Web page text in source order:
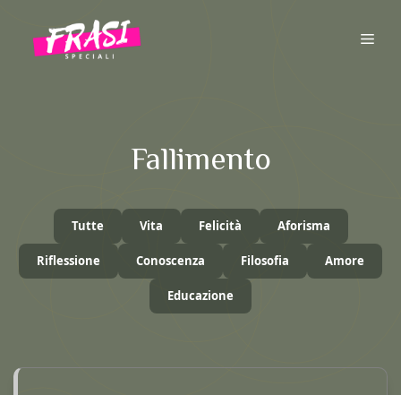
contenuto
Fallimento
Tutte Vita Felicità Aforisma
Riflessione Conoscenza Filosofia Amore
Educazione